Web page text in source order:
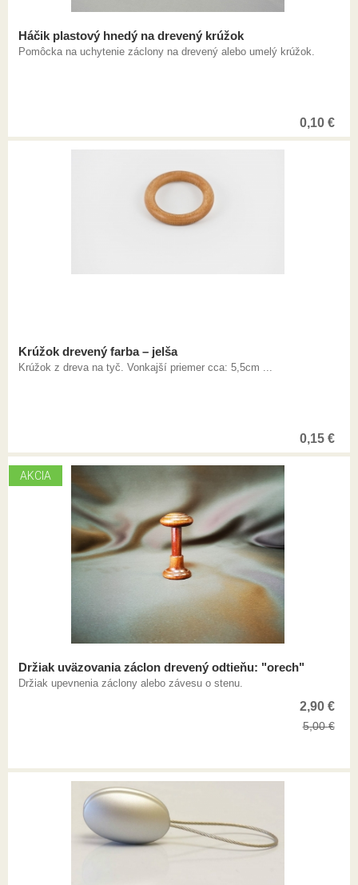
Háčik plastový hnedý na drevený krúžok
Pomôcka na uchytenie záclony na drevený alebo umelý krúžok.
0,10 €
Krúžok drevený farba – jelša
Krúžok z dreva na tyč. Vonkajší priemer cca: 5,5cm ...
0,15 €
AKCIA
Držiak uväzovania záclon drevený odtieňu: "orech"
Držiak upevnenia záclony alebo závesu o stenu.
2,90 €
5,00€